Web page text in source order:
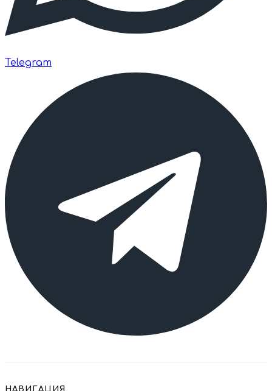
Telegram
НАВИГАЦИЯ